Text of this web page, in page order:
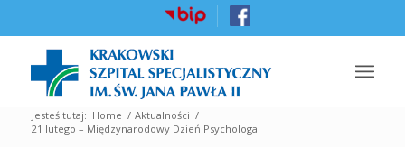
Jesteś tutaj: Home / Aktualności /
21 lutego – Międzynarodowy Dzień Psychologa